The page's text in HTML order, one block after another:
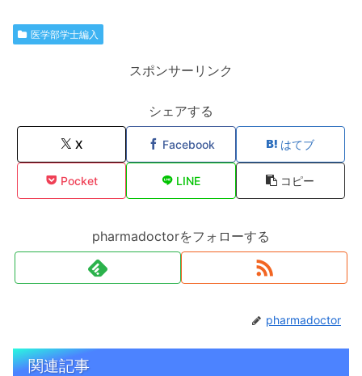
医学部学士編入
スポンサーリンク
シェアする
X Facebook はてブ
Pocket LINE コピー
pharmadoctorをフォローする
pharmadoctor
関連記事